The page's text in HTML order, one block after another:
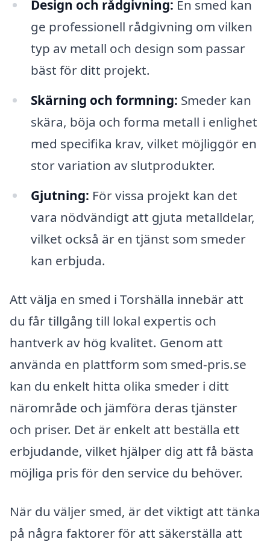
Design och rådgivning: En smed kan
ge professionell rådgivning om vilken
typ av metall och design som passar
bäst för ditt projekt.
Skärning och formning: Smeder kan
skära, böja och forma metall i enlighet
med specifika krav, vilket möjliggör en
stor variation av slutprodukter.
Gjutning: För vissa projekt kan det
vara nödvändigt att gjuta metalldelar,
vilket också är en tjänst som smeder
kan erbjuda.
Att välja en smed i Torshälla innebär att
du får tillgång till lokal expertis och
hantverk av hög kvalitet. Genom att
använda en plattform som smed-pris.se
kan du enkelt hitta olika smeder i ditt
närområde och jämföra deras tjänster
och priser. Det är enkelt att beställa ett
erbjudande, vilket hjälper dig att få bästa
möjliga pris för den service du behöver.
När du väljer smed, är det viktigt att tänka
på några faktorer för att säkerställa att